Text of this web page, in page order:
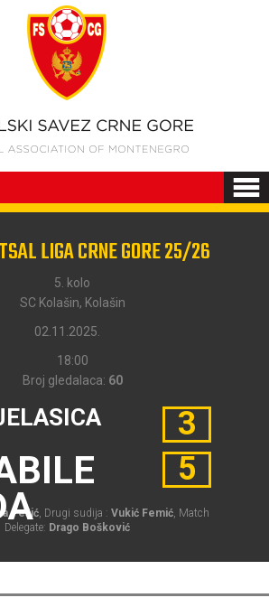
LIGA CRNE GORE 25/26
5. kolo
SC Kolašin, Kolašin
02.11.2025.
18:00
Broj gledalaca: 60
3
5
Pešić, Drugi sudija : Vukić Femić, Match
Delegate: Drago Bošković